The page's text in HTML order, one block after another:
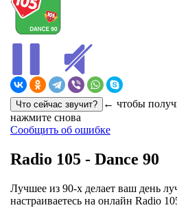
← чтобы
нажмите снова
Сообщить об ошибке
Radio 105 - Dance 90
Лучшее из 90-х делает ваш день
настраиваетесь на онлайн Radio